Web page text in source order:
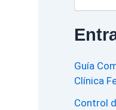
Guía
Clínica
Control